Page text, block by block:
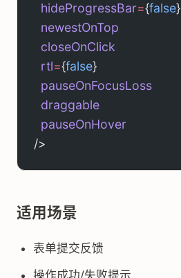
  hideProgressBar
={false}
  newestOnTop
  closeOnClick
  rtl
={false}
  pauseOnFocusLoss
  draggable
  pauseOnHover
/>
适用场景
表单提交反馈
操作成功/失败提示